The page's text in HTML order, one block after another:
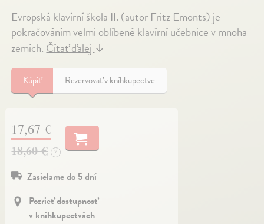
Evropská klavírní škola II. (autor Fritz Emonts) je
pokračováním velmi oblíbené klavírní učebnice v mnoha
zemích.Čítať ďalej↓
Kúpiť Rezervovať v kníhkupectve
17,67 €
18,60 €
?
Zasielame do 5 dní
Pozrieť dostupnosť
v kníhkupectvách